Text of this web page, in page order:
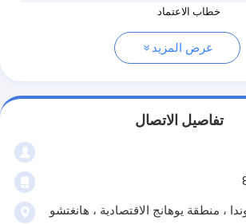
خطاب الاعتماد
عرض المزيد
تفاصيل الاتصال
، منطقة يوهانج الاقتصادية ، هانغتشو